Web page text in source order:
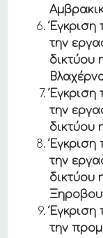
Έγκριση
την
δικτύου
Έγκριση
την
δικτύου
Έγκριση
την
δικτύου
Έγκριση
την